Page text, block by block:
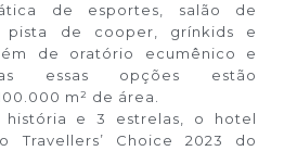
de esportes, salão de
pista de cooper, grínkids e
de oratório ecumênico e
essas opções estão
m² de área.
história e 3 estrelas, o hotel
Travellers’ Choice 2023 do